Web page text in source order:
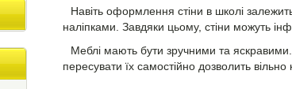
Навіть оформлення стіни в школі
наліпками. Завдяки цьому, стіни можуть
Меблі мають бути зручними та
пересувати їх самостійно дозволить